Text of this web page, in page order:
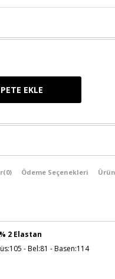
(0) Ödeme Seçenekleri
2 Elastan
- Bel:81 - Basen:114